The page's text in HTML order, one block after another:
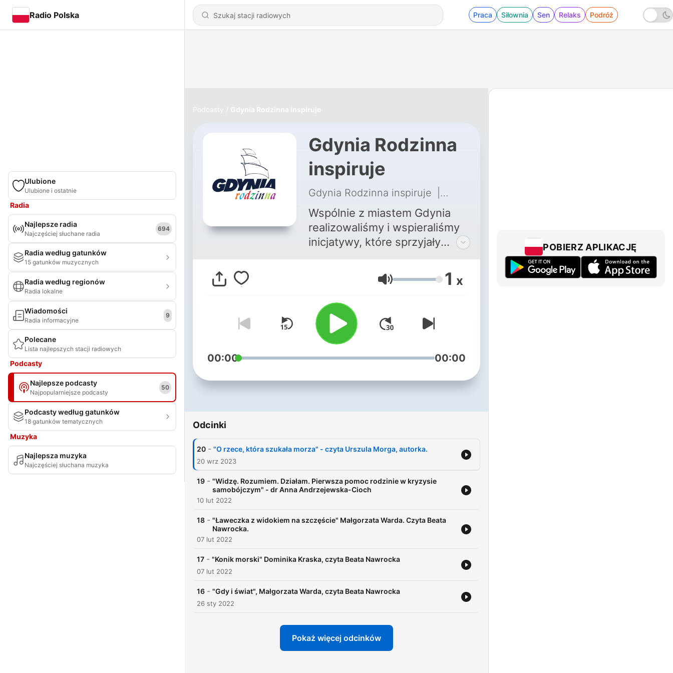
Radio Polska Praca Siłownia Sen Relaks Podróż
Ulubione
Ulubione i ostatnie
Radia
Najlepsze radia
Najczęściej słuchane radia
694
Radia według gatunków
15 gatunków muzycznych
Radia według regionów
Radia lokalne
Wiadomości
Radia informacyjne
9
Polecane
Lista najlepszych stacji radiowych
Podcasty
Najlepsze podcasty
Najpopularniejsze podcasty
50
Podcasty według gatunków
18 gatunków tematycznych
Muzyka
Najlepsza muzyka
Najczęściej słuchana muzyka
Podcasty Gdynia Rodzinna inspiruje
Gdynia Rodzinna
inspiruje
Gdynia Rodzinna inspiruje 20 - "O rzece, która szukała morza" - czyta
Wspólnie z miastem Gdynia
realizowaliśmy i wspieraliśmy
inicjatywy, które sprzyjały
dobremu funkcjonowaniu
rodziny w zakresie edukacji,
kultury, sportu, pomocy
społecznej, zdrowia i wielu
innych dziedzinach. Wspólnie
prowadziliśmy zintegrowany
program Gdynia Rodzinna, by
rozwijać przyjazne rodzinom
zawiera audiobooki książek dla
wspierać mieszkańców.
Głośność 1 x
00:00 00:00
Odcinki
20 - "O rzece, która szukała morza" - czyta Urszula Morga, autorka.
20 wrz 2023
19 - "Widzę. Rozumiem. Działam. Pierwsza pomoc rodzinie w kryzysie
samobójczym" - dr Anna Andrzejewska-Cioch
10 lut 2022
18 - "Ławeczka z widokiem na szczęście" Małgorzata Warda. Czyta Beata
Nawrocka.
07 lut 2022
17 - "Konik morski" Dominika Kraska, czyta Beata Nawrocka
07 lut 2022
16 - "Gdy i świat", Małgorzata Warda, czyta Beata Nawrocka
26 sty 2022
Pokaż więcej odcinków
POBIERZ APLIKACJĘ